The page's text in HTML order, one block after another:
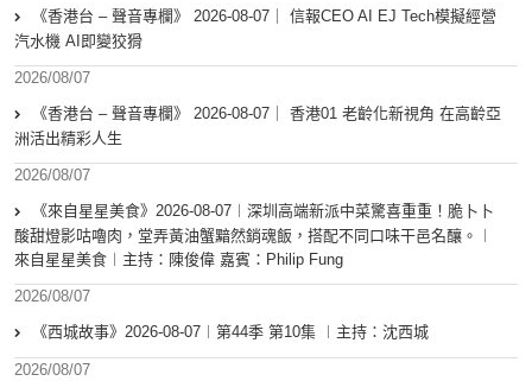
《香港台 – 聲音專欄》 2026-08-07｜ 信報CEO AI EJ Tech模擬經營
汽水機 AI即變狡猾
2026/08/07
《香港台 – 聲音專欄》 2026-08-07｜ 香港01 老齡化新視角 在高齡亞
洲活出精彩人生
2026/08/07
《來自星星美食》2026-08-07︱深圳高端新派中菜驚喜重重！脆卜卜
酸甜燈影咕嚕肉，堂弄黃油蟹黯然銷魂飯，搭配不同口味干邑名釀。︱
來自星星美食︱主持：陳俊偉 嘉賓：Philip Fung
2026/08/07
《西城故事》2026-08-07︱第44季 第10集 ︱主持：沈西城
2026/08/07